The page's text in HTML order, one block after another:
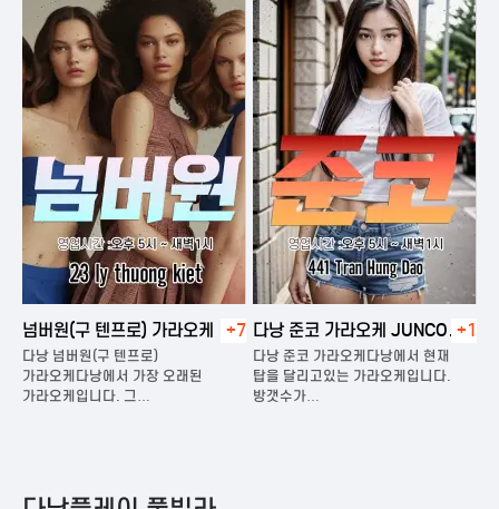
넘버원(구 텐프로) 가라오케 +7
다낭 넘버원(구 텐프로)
가라오케다낭에서 가장 오래된
가라오케입니다. 그…
다낭 준코 가라오케 JUNCO
KARAOKE
+1
다낭 준코 가라오케다낭에서 현재
탑을 달리고있는 가라오케입니다.
방갯수가…